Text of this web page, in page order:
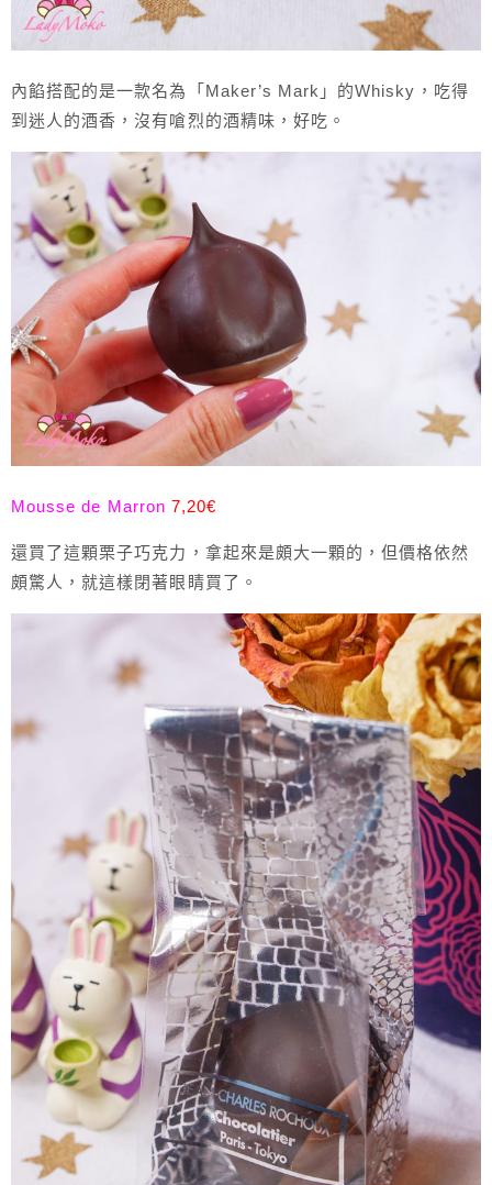
內餡搭配的是一款名為「Maker’s Mark」的Whisky，吃得
到迷人的酒香，沒有嗆烈的酒精味，好吃。
Mousse de Marron 7,20€
還買了這顆栗子巧克力，拿起來是頗大一顆的，但價格依然
頗驚人，就這樣閉著眼睛買了。